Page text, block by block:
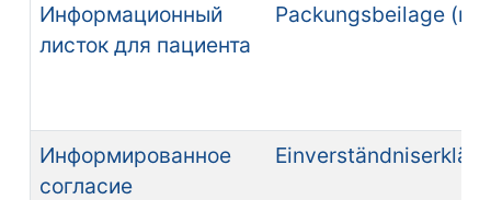
Информационный
листок для пациента
Packungsbeilage
Информированное
согласие